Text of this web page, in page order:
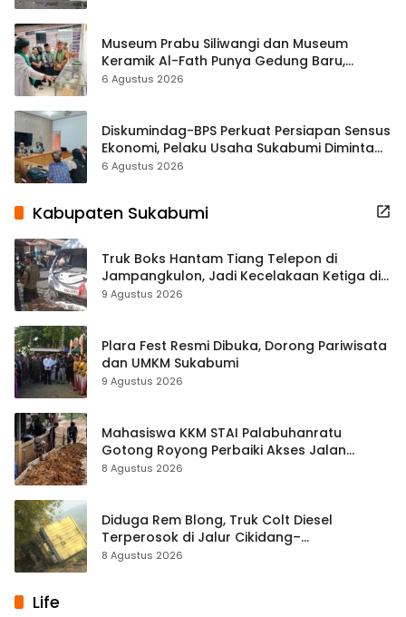
Museum Prabu Siliwangi dan Museum
Keramik Al-Fath Punya Gedung Baru,
Hampir 500 Koleksi Dipisahkan
6 Agustus 2026
Diskumindag-BPS Perkuat Persiapan Sensus
Ekonomi, Pelaku Usaha Sukabumi Diminta
Terbuka Beri Data
6 Agustus 2026
Kabupaten Sukabumi
Truk Boks Hantam Tiang Telepon di
Jampangkulon, Jadi Kecelakaan Ketiga di
Titik yang Sama
9 Agustus 2026
Plara Fest Resmi Dibuka, Dorong Pariwisata
dan UMKM Sukabumi
9 Agustus 2026
Mahasiswa KKM STAI Palabuhanratu
Gotong Royong Perbaiki Akses Jalan
Majelis Ta’lim di Sagaranten
8 Agustus 2026
Diduga Rem Blong, Truk Colt Diesel
Terperosok di Jalur Cikidang–
Palabuhanratu
8 Agustus 2026
Life